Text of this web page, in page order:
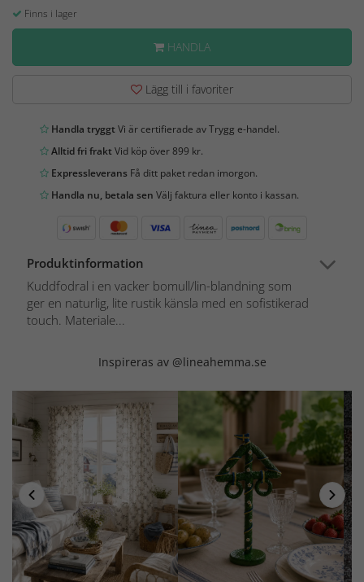
Finns i lager
HANDLA
Lägg till i favoriter
Handla tryggtVi är certifierade av Trygg e-handel.
Alltid fri fraktVid köp över 899 kr.
Expressleverans Få ditt paket redan imorgon.
Handla nu, betala sen Välj faktura eller konto i kassan.
Produktinformation
Kuddfodral i en vacker bomull/lin-blandning som
ger en naturlig, lite rustik känsla med en sofistikerad
touch. Materiale...
Inspireras av @lineahemma.se